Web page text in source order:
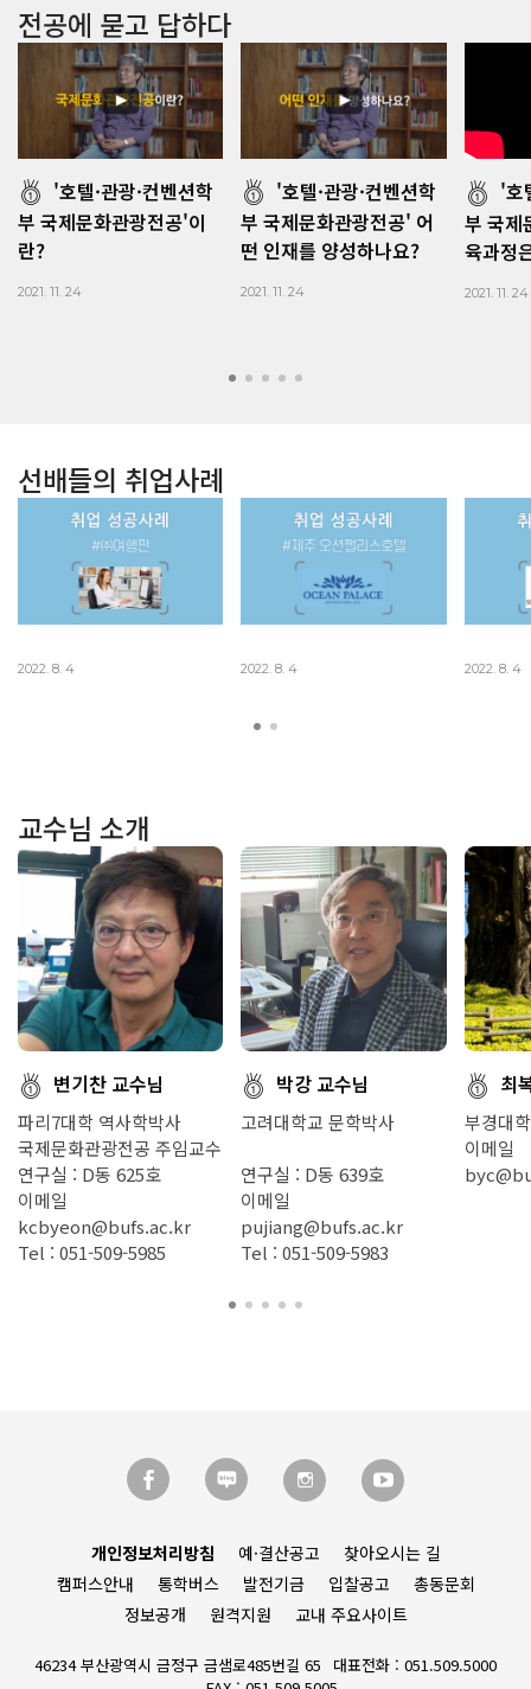
전공에 묻고 답하다
'호텔·관광·컨벤션학
부 국제문화관광전공'이
란?
2021. 11. 24
'호텔·관광·컨벤션학
부 국제문화관광전공' 어
떤 인재를 양성하나요?
2021. 11. 24
'호
부 국제
육과정
2021. 11. 24
선배들의 취업사례
2022. 8. 4 2022. 8. 4 2022. 8. 4
교수님 소개
변기찬 교수님
파리7대학 역사학박사
국제문화관광전공 주임교수
연구실 : D동 625호
이메일
kcbyeon@bufs.ac.kr
Tel : 051-509-5985
박강 교수님
고려대학교 문학박사
연구실 : D동 639호
이메일
pujiang@bufs.ac.kr
Tel : 051-509-5983
최
부경대
이메일
개인정보처리방침 예·결산공고
찾아오시는 길
캠퍼스안내
통학버스 발전기금 입찰공고
총동문회
정보공개
원격지원 교내 주요사이트
46234 부산광역시 금정구 금샘로485번길 65
대표전화 : 051.509.5000